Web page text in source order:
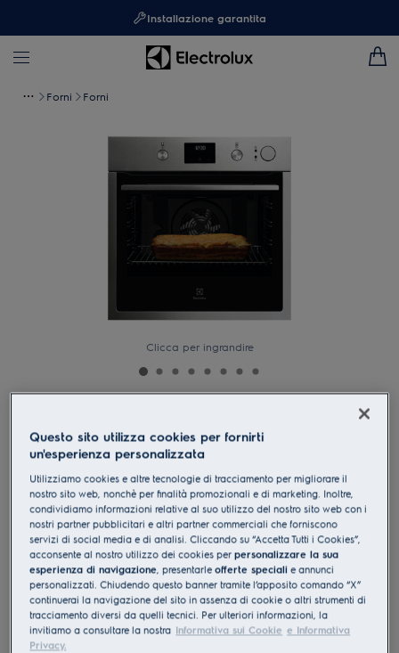
Installazione garantita
Forni Forni
Clicca per ingrandire
Forno A vapore Serie 600
SenseCook con SteamCrisp
4.5 (2676)
Documentazione tecnica
Vantaggi
Forno a vapore Serie 600 SteamCrisp® per piatti teneri e croccanti
SteamCrisp® utilizza il vapore per migliorare la consistenza, il gusto e
le proprietà nutritive.
Impostazioni precise con il nostro display timer a LED
Questo sito utilizza cookies per fornirti
un'esperienza personalizzata
Utilizziamo cookies e altre tecnologie di tracciamento per migliorare il
nostro sito web, nonchè per finalità promozionali e di marketing. Inoltre,
condividiamo informazioni relative al suo utilizzo del nostro sito web con i
nostri partner pubblicitari e altri partner commerciali che forniscono
servizi di social media e di analisi. Cliccando su “Accetta Tutti i Cookies”,
acconsente al nostro utilizzo dei cookies perpersonalizzare la sua
esperienza di navigazione, presentarleofferte speciali e annunci
personalizzati. Chiudendo questo banner tramite l’apposito comando “X”
continuerai la navigazione del sito in assenza di cookie o altri strumenti di
tracciamento diversi da quelli tecnici. Per ulteriori informazioni, la
invitiamo a consultare la nostra Informativa sui Cookie e Informativa
Privacy.